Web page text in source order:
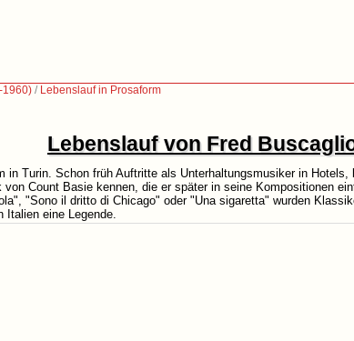
1960) / Lebenslauf in Prosaform
Lebenslauf von Fred
in Turin. Schon früh Auftritte als Unterhaltungsmusiker in
Count Basie kennen, die er später in seine Kompositionen
"Sono il dritto di Chicago" oder "Una sigaretta" wurden
Italien eine Legende.